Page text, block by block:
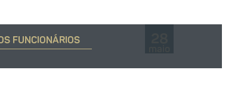
FUNCIONÁRIOS